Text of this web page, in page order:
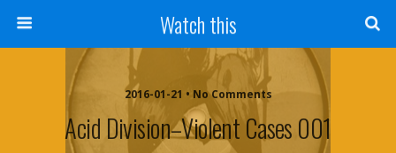
Watch this
2016-01-21 • No Comments
Acid Division–Violent Cases 001